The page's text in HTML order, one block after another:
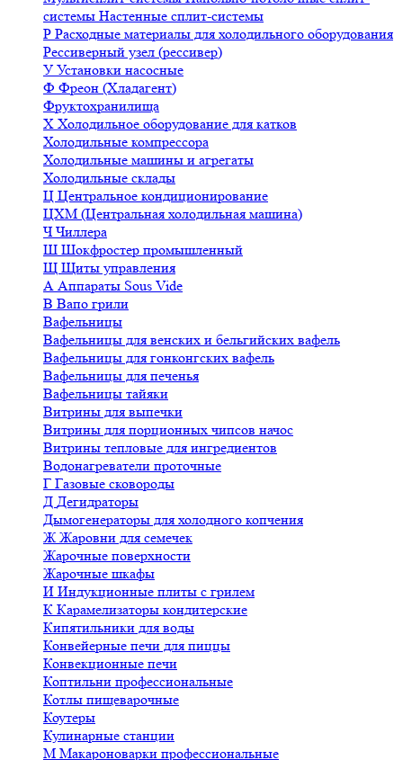
системы Настенные сплит-системы
Р Расходные материалы для холодильного оборудования
Рессиверный узел (рессивер)
У Установки насосные
Ф Фреон (Хладагент)
Фруктохранилища
Х Холодильное оборудование для катков
Холодильные компрессора
Холодильные машины и агрегаты
Холодильные склады
Ц Центральное кондиционирование
ЦХМ (Центральная холодильная машина)
ЧЧиллера
Ш Шокфростер промышленный
Щ Щиты управления
А Аппараты Sous Vide
В Вапо грили
Вафельницы
Вафельницы для венских и бельгийских вафель
Вафельницы для гонконгских вафель
Вафельницы для печенья
Вафельницы тайяки
Витрины для выпечки
Витрины для порционных чипсов начос
Витрины тепловые для ингредиентов
Водонагреватели проточные
Г Газовые сковороды
Д Дегидраторы
Дымогенераторы для холодного копчения
ЖЖаровни для семечек
Жарочные поверхности
Жарочные шкафы
И Индукционные плиты с грилем
К Карамелизаторы кондитерские
Кипятильники для воды
Конвейерные печи для пиццы
Конвекционные печи
Коптильни профессиональные
Котлы пищеварочные
Коутеры
Кулинарные станции
М Макароноварки профессиональные